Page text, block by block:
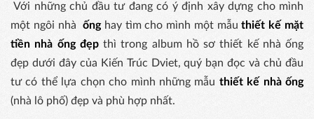
Với những chủ đầu tư đang có ý định xây dựng cho mình
một ngôi nhàốnghay tìm cho mình một mẫuthiết kế mặt
tiền nhà ống đẹpthì trong album hồ sơ thiết kế nhà ống
đẹp dưới đây của Kiến Trúc Dviet, quý bạn đọc và chủ đầu
tư có thể lựa chọn cho mình những mẫu thiết kế nhà ống
(nhà lô phố) đẹp và phù hợp nhất.